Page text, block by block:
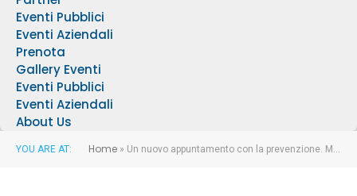
Eventi Pubblici
Eventi Aziendali
Prenota
Gallery Eventi
Eventi Pubblici
Eventi Aziendali
About Us
YOU ARE AT: Home » Un nuovo appuntamento con la prevenzione. Martedì 4 e mercoledì 5 ottobre 2022 – Romano d’Ezzelino